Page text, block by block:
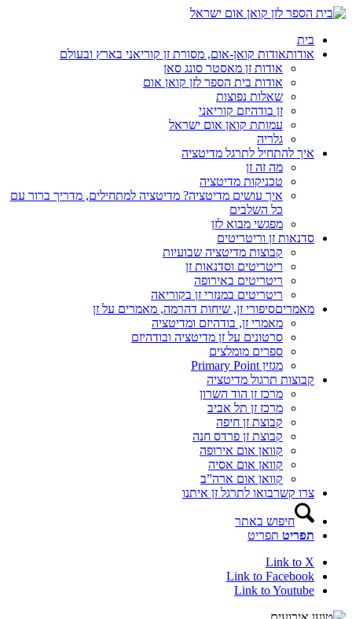
בית
אודותאודות קואן-אום, מסורת זן קוריאני בארץ ובעולם
אודות זן מאסטר סונג סאן
אודות בית הספר לזן קואן אום
שאלות נפוצות
זן בודהיזם קוריאני
עמותת קואן אום ישראל
גלריה
איך להתחיל לתרגל מדיטציה
מה זה זן
טכניקות מדיטציה
איך עושים מדיטציה? מדיטציה למתחילים, מדריך ברור עם
כל השלבים
מפגשי מבוא לזן
סדנאות זן וריטריטים
קבוצות מדיטציה שבועיות
ריטריטים וסדנאות זן
ריטריטים באירופה
ריטריטים במנזרי זן בקוריאה
מאמריםסיפורי זן, שיחות דהרמה, מאמרים על זן
מאמרי זן, בודהיזם ומדיטציה
סרטונים על זן מדיטציה ובודהיזם
ספרים מומלצים
מגזין Primary Point
קבוצות תרגול מדיטציה
מרכז זן הוד השרון
מרכז זן תל אביב
קבוצת זן חיפה
קבוצת זן פרדס חנה
קוואן אום אירופה
קוואן אום אסיה
קוואן אום ארה”ב
צרו קשרבואו לתרגל זן איתנו
חיפוש באתר
תפריט תפריט
Link to X
Link to Facebook
Link to Youtube